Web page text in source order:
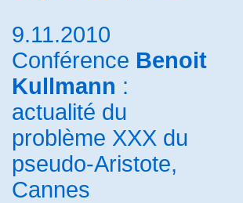
9.11.2010
Conférence Benoit
Kullmann :
actualité du
problème XXX du
pseudo-Aristote,
Cannes